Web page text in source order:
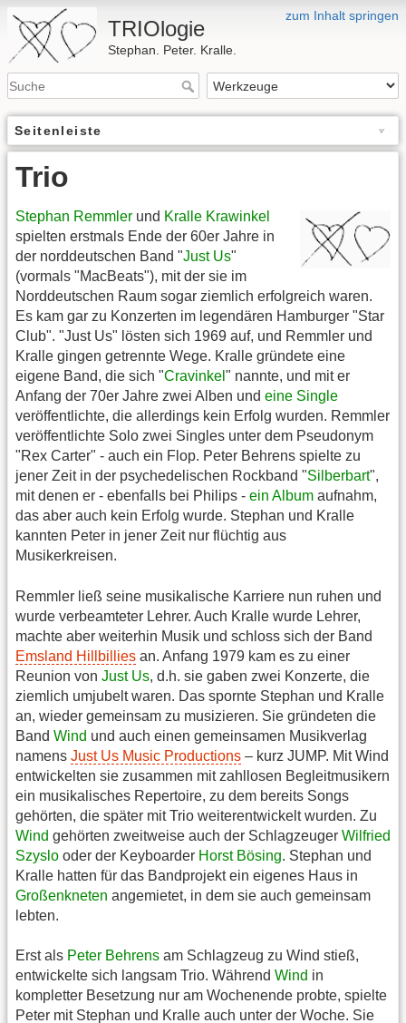
zum Inhalt springen
TRIOlogie
Stephan. Peter. Kralle.
Seitenleiste
Trio
Stephan Remmler und Kralle Krawinkel
spielten erstmals Ende der 60er Jahre in
der norddeutschen Band "Just Us"
(vormals "MacBeats"), mit der sie im
Norddeutschen Raum sogar ziemlich erfolgreich waren.
Es kam gar zu Konzerten im legendären Hamburger "Star
Club". "Just Us" lösten sich 1969 auf, und Remmler und
Kralle gingen getrennte Wege. Kralle gründete eine
eigene Band, die sich "Cravinkel " nannte, und mit er
Anfang der 70er Jahre zwei Alben und eine Single
veröffentlichte, die allerdings kein Erfolg wurden. Remmler
veröffentlichte Solo zwei Singles unter dem Pseudonym
"Rex Carter" - auch ein Flop. Peter Behrens spielte zu
jener Zeit in der psychedelischen Rockband "Silberbart",
mit denen er - ebenfalls bei Philips - ein Album aufnahm,
das aber auch kein Erfolg wurde. Stephan und Kralle
kannten Peter in jener Zeit nur flüchtig aus
Musikerkreisen.
Remmler ließ seine musikalische Karriere nun ruhen und
wurde verbeamteter Lehrer. Auch Kralle wurde Lehrer,
machte aber weiterhin Musik und schloss sich der Band
Emsland Hillbillies an. Anfang 1979 kam es zu einer
Reunion von Just Us, d.h. sie gaben zwei Konzerte, die
ziemlich umjubelt waren. Das spornte Stephan und Kralle
an, wieder gemeinsam zu musizieren. Sie gründeten die
Band Wind und auch einen gemeinsamen Musikverlag
namens Just Us Music Productions – kurz JUMP. Mit Wind
entwickelten sie zusammen mit zahllosen Begleitmusikern
ein musikalisches Repertoire, zu dem bereits Songs
gehörten, die später mit Trio weiterentwickelt wurden. Zu
Wind gehörten zweitweise auch der Schlagzeuger Wilfried
Szyslo oder der Keyboarder Horst Bösing. Stephan und
Kralle hatten für das Bandprojekt ein eigenes Haus in
Großenkneten angemietet, in dem sie auch gemeinsam
lebten.
Erst als Peter Behrens am Schlagzeug zu Wind stieß,
entwickelte sich langsam Trio. Während Wind in
kompletter Besetzung nur am Wochenende probte, spielte
Peter mit Stephan und Kralle auch unter der Woche. Sie